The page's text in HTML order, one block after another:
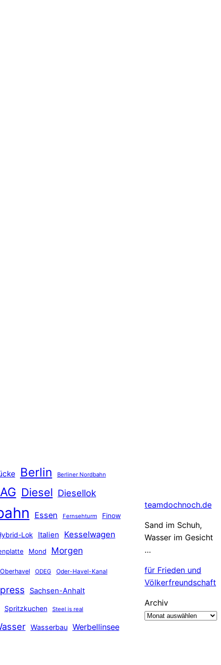
Berlin Berliner Nordbahn
Diesel Diesellok
Essen Fernsehturm Finow
Lok Italien Kesselwagen
Mond Morgen
Oberhavel ODEG Oder-Havel-Kanal
Sachsen-Anhalt
Spritzkuchen Steel is real
Wasserbau Werbellinsee
teamdochnoch.de
Sand im Schuh,
Wasser im Gesicht
…
für Frieden und
Völkerfreundschaft
Archiv